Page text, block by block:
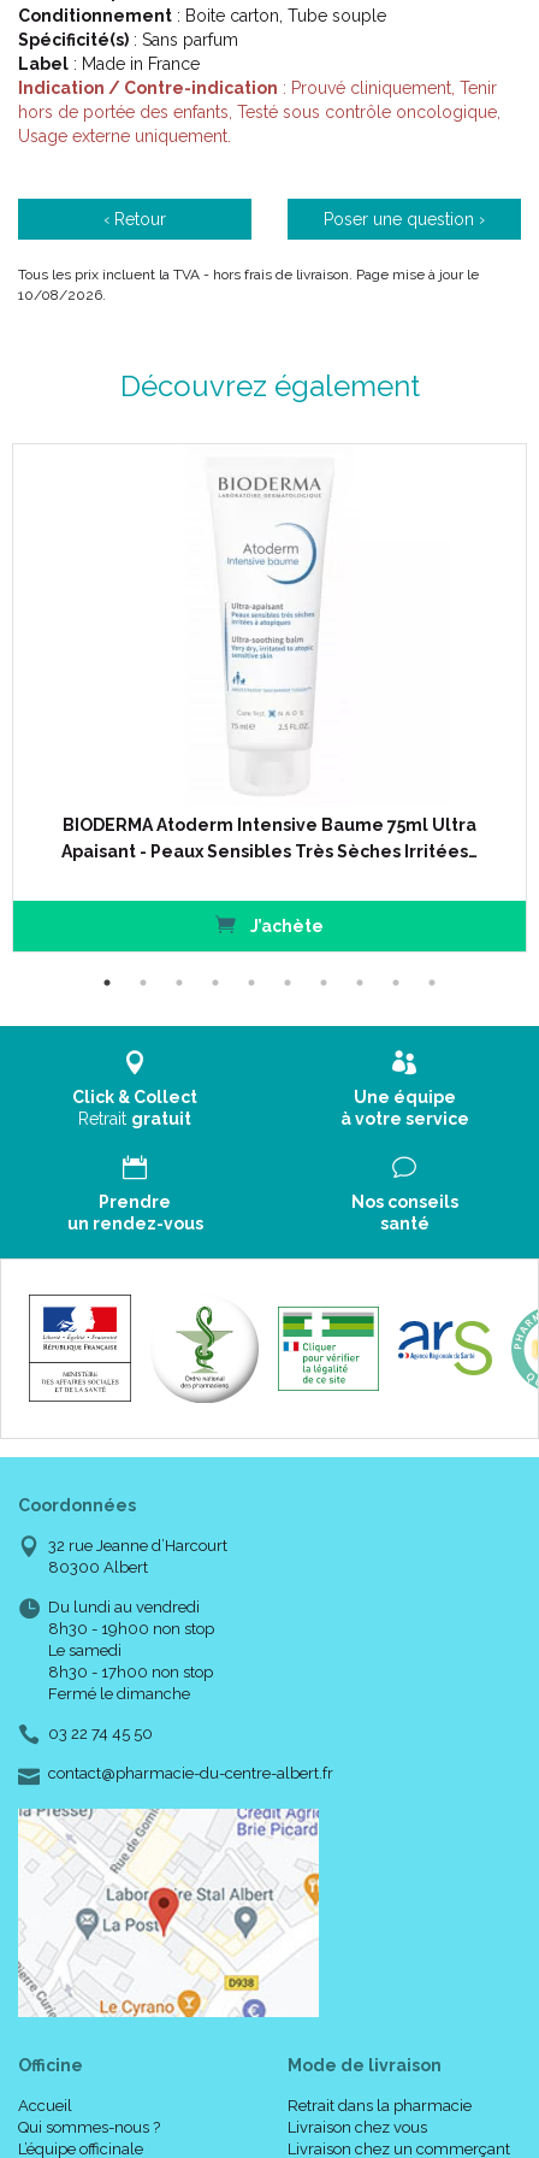
Conditionnement : Boite carton, Tube souple
Spécificité(s) : Sans parfum
Label : Made in France
Indication / Contre-indication : Prouvé cliniquement, Tenir
hors de portée des enfants, Testé sous contrôle oncologique,
Usage externe uniquement.
‹ Retour Poser une question ›
Tous les prix incluent la TVA - hors frais de livraison. Page mise à jour le
10/08/2026.
Découvrez également
BIODERMA Atoderm Intensive Baume 75ml Ultra
Apaisant - Peaux Sensibles Très Sèches Irritées…
J’achète
Click & Collect
Retrait gratuit
Une équipe
à votre service
Prendre
un rendez-vous
Nos conseils
santé
Coordonnées
32 rue Jeanne d’Harcourt
80300 Albert
Du lundi au vendredi
8h30 - 19h00 non stop
Le samedi
8h30 - 17h00 non stop
Fermé le dimanche
03 22 74 45 50
contact-
@-
pharmacie-du-centre-albert.fr
Officine
Accueil
Qui sommes-nous ?
L’équipe officinale
Mode de livraison
Retrait dans la pharmacie
Livraison chez vous
Livraison chez un commerçant